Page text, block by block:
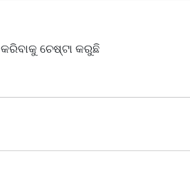
ଚେଷ୍ଟା କରୁଛି